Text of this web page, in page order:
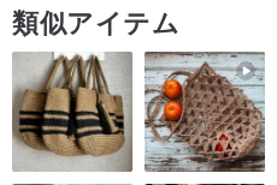
類似アイテム